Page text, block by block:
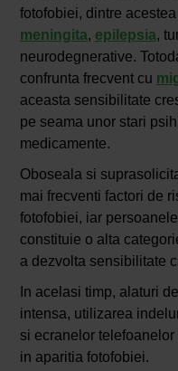
fotofobiei, dintre
meningita, epilepsia,
neurodegnerative.
confrunta frecvent cu
aceasta sensibilitate
pe seama unor stari
medicamente.
Oboseala si
mai frecventi factori de
fotofobiei, iar
constituie o alta
a dezvolta sensibilitate
In acelasi timp, alaturi
intensa, utilizarea
si ecranelor
in aparitia fotofobiei.